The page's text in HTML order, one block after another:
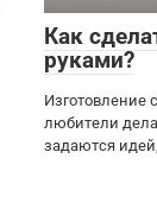
Как
руками?
Изготовление
любители
задаются